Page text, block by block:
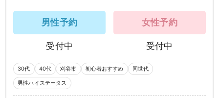
男性予約
受付中
女性予約
受付中
30代 40代 刈谷市 初心者おすすめ 同世代
男性ハイステータス